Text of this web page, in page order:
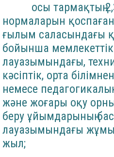
осы тармақтың
нормаларын
ғылым саласындағы
бойынша
лауазымындағы,
кәсіптік, орта
немесе
және жоғары оқу
беру ұйымдарының
лауазымындағы
жыл;